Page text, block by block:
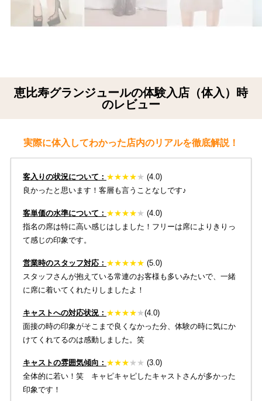
恵比寿グランジュールの体験入店（体入）時
のレビュー
実際に体入してわかった店内のリアルを徹底解説！
客入りの状況について： ★★★★★ (4.0)
良かったと思います！客層も言うことなしです♪
客単価の水準について： ★★★★★ (4.0)
指名の席は特に高い感じはしました！フリーは席によりきりっ
て感じの印象です。
営業時のスタッフ対応： ★★★★★ (5.0)
スタッフさんが抱えている常連のお客様も多いみたいで、一緒
に席に着いてくれたりしましたよ！
キャストへの対応状況： ★★★★★(4.0)
面接の時の印象がそこまで良くなかった分、体験の時に気にか
けてくれてるのは感動しました。笑
キャストの雰囲気傾向： ★★★★★ (3.0)
全体的に若い！笑 キャピキャピしたキャストさんが多かった
印象です！